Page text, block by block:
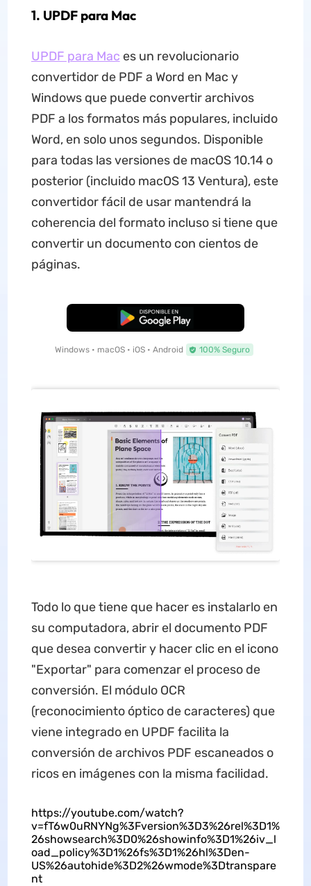
1. UPDF para Mac
UPDF para Mac es un revolucionario
convertidor de PDF a Word en Mac y
Windows que puede convertir archivos
PDF a los formatos más populares, incluido
Word, en solo unos segundos. Disponible
para todas las versiones de macOS 10.14 o
posterior (incluido macOS 13 Ventura), este
convertidor fácil de usar mantendrá la
coherencia del formato incluso si tiene que
convertir un documento con cientos de
páginas.
Descarga Gratuita
Windows • macOS • iOS • Android 100% Seguro
Todo lo que tiene que hacer es instalarlo en
su computadora, abrir el documento PDF
que desea convertir y hacer clic en el icono
"Exportar" para comenzar el proceso de
conversión. El módulo OCR
(reconocimiento óptico de caracteres) que
viene integrado en UPDF facilita la
conversión de archivos PDF escaneados o
ricos en imágenes con la misma facilidad.
https://youtube.com/watch?
v=fT6w0uRNYNg%3Fversion%3D3%26rel%3D1%
26showsearch%3D0%26showinfo%3D1%26iv_l
oad_policy%3D1%26fs%3D1%26hl%3Den-
US%26autohide%3D2%26wmode%3Dtranspare
nt